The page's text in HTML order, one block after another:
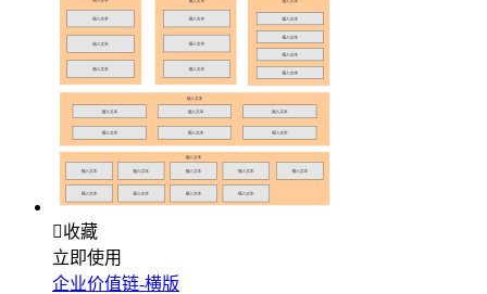
收藏
立即使用
企业价值链-横版